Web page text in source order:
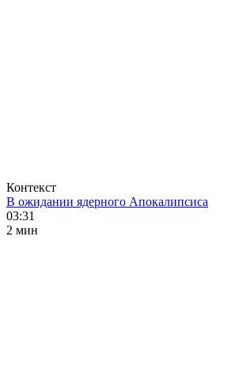
Контекст
В ожидании ядерного Апокалипсиса
03:31
2 мин